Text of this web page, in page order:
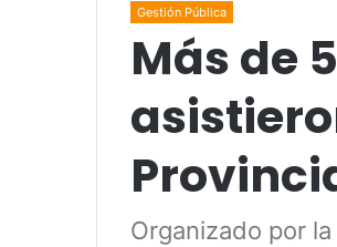
Gestión Pública
Más de
Organizado por